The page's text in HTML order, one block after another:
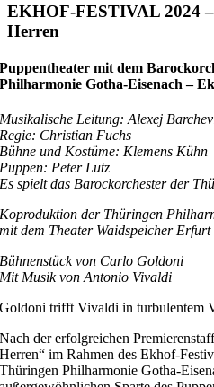
EKHOF-FESTIVAL 2024
Herren
Puppentheater mit dem
Philharmonie Gotha-Eisenach –
Musikalische Leitung: Alexej
Regie: Christian Fuchs
Bühne und Kostüme: Klemens Kühn
Puppen: Peter Lutz
Es spielt das Barockorchester der
Koproduktion der Thüringen
mit dem Theater Waidspeicher Erfurt
Bühnenstück von Carlo Goldoni
Mit Musik von Antonio Vivaldi
Goldoni trifft Vivaldi in turbulentem
Nach der erfolgreichen
Herren“ im Rahmen des Ekhof-
Thüringen Philharmonie Gotha-